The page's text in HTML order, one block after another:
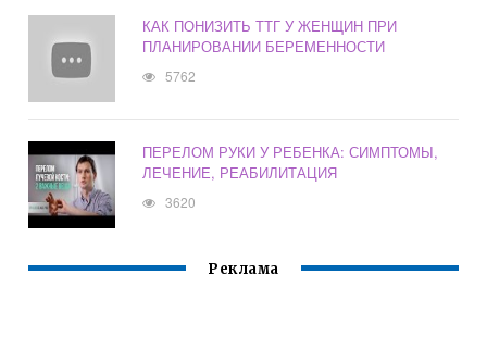
КАК ПОНИЗИТЬ ТТГ У ЖЕНЩИН ПРИ
ПЛАНИРОВАНИИ БЕРЕМЕННОСТИ
5762
ПЕРЕЛОМ РУКИ У РЕБЕНКА: СИМПТОМЫ,
ЛЕЧЕНИЕ, РЕАБИЛИТАЦИЯ
3620
Реклама